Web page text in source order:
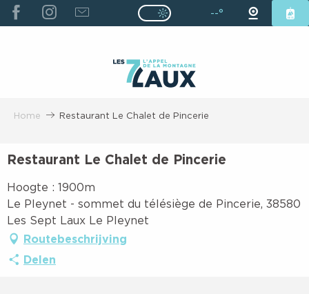
ALLER
AU
Page D’accueil Actuelle Été :
Page D’accueil Actuelle
--°
Home Restaurant Le Chalet de Pincerie
Restaurant Le Chalet de Pincerie
Hoogte : 1900m
Le Pleynet - sommet du télésiège de Pincerie, 38580
Les Sept Laux Le Pleynet
Routebeschrijving
Delen